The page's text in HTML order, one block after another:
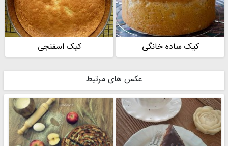
کیک ساده خانگی کیک اسفنجی
عکس های مرتبط